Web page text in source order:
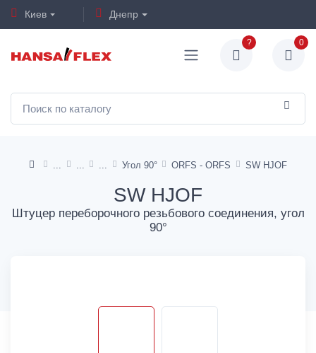
Киев Днепр
? 0
Угол 90° ORFS - ORFS SW HJOF
SW HJOF
Штуцер переборочного резьбового соединения, угол
90°